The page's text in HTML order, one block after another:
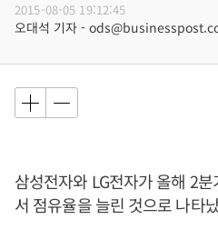
2015-08-05 19:12:45
오대석 기자 -
삼성전자와 LG전자가 올해 2
서 점유율을 늘린 것으로 나타